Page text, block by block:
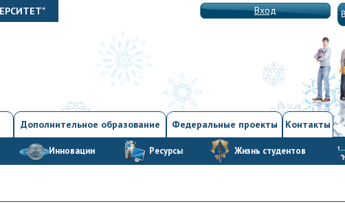
Вход
Дополнительное образование Федеральные проекты Контакты
Инновации Ресурсы Жизнь студентов